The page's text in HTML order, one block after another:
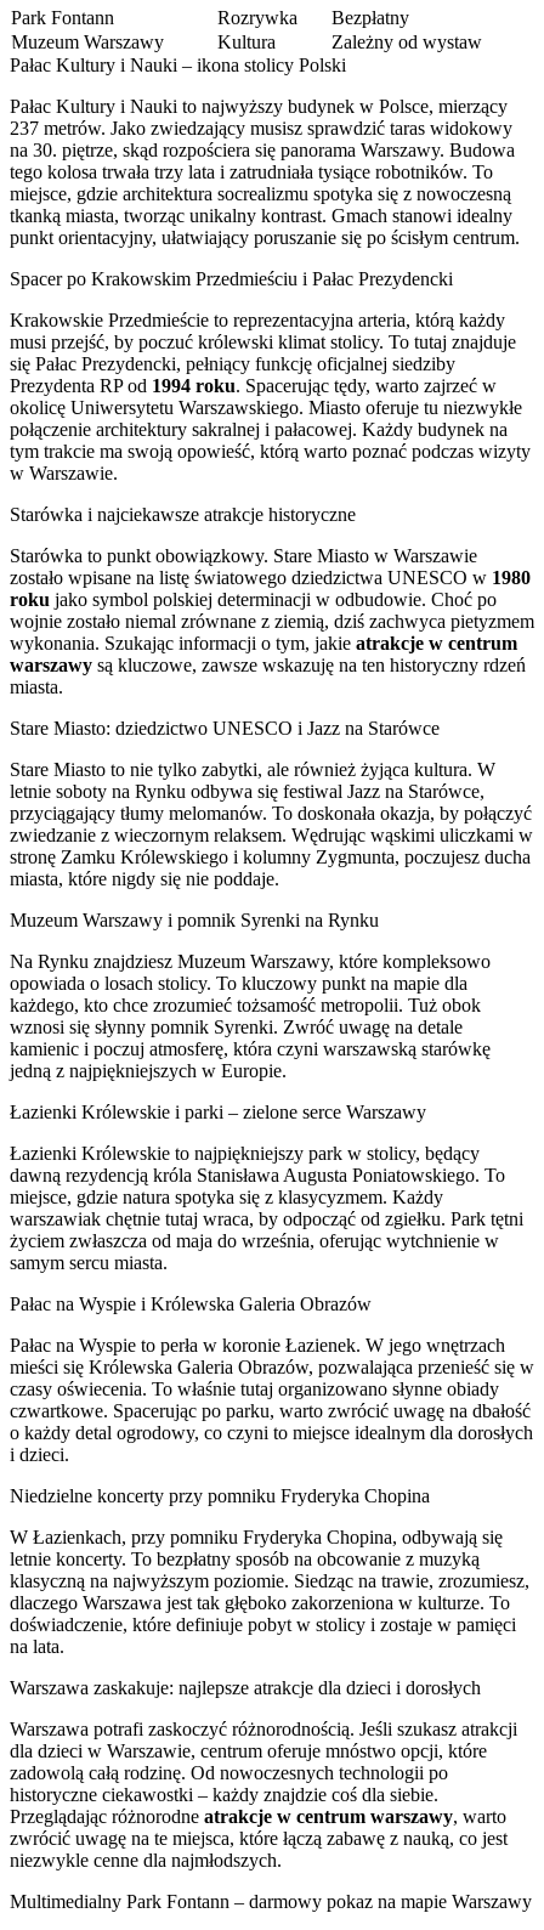
Park Fontann
Rozrywka
Bezpłatny
Muzeum Warszawy
Kultura
Zależny od wystaw
Pałac Kultury i Nauki – ikona stolicy Polski
Pałac Kultury i Nauki to najwyższy budynek w Polsce, mierzący
237 metrów. Jako zwiedzający musisz sprawdzić taras widokowy
na 30. piętrze, skąd rozpościera się panorama Warszawy. Budowa
tego kolosa trwała trzy lata i zatrudniała tysiące robotników. To
miejsce, gdzie architektura socrealizmu spotyka się z nowoczesną
tkanką miasta, tworząc unikalny kontrast. Gmach stanowi idealny
punkt orientacyjny, ułatwiający poruszanie się po ścisłym centrum.
Spacer po Krakowskim Przedmieściu i Pałac Prezydencki
Krakowskie Przedmieście to reprezentacyjna arteria, którą każdy
musi przejść, by poczuć królewski klimat stolicy. To tutaj znajduje
się Pałac Prezydencki, pełniący funkcję oficjalnej siedziby
Prezydenta RP od 1994 roku. Spacerując tędy, warto zajrzeć w
okolicę Uniwersytetu Warszawskiego. Miasto oferuje tu niezwykłe
połączenie architektury sakralnej i pałacowej. Każdy budynek na
tym trakcie ma swoją opowieść, którą warto poznać podczas wizyty
w Warszawie.
Starówka i najciekawsze atrakcje historyczne
Starówka to punkt obowiązkowy. Stare Miasto w Warszawie
zostało wpisane na listę światowego dziedzictwa UNESCO w 1980
roku jako symbol polskiej determinacji w odbudowie. Choć po
wojnie zostało niemal zrównane z ziemią, dziś zachwyca pietyzmem
wykonania. Szukając informacji o tym, jakie atrakcje w centrum
warszawy są kluczowe, zawsze wskazuję na ten historyczny rdzeń
miasta.
Stare Miasto: dziedzictwo UNESCO i Jazz na Starówce
Stare Miasto to nie tylko zabytki, ale również żyjąca kultura. W
letnie soboty na Rynku odbywa się festiwal Jazz na Starówce,
przyciągający tłumy melomanów. To doskonała okazja, by połączyć
zwiedzanie z wieczornym relaksem. Wędrując wąskimi uliczkami w
stronę Zamku Królewskiego i kolumny Zygmunta, poczujesz ducha
miasta, które nigdy się nie poddaje.
Muzeum Warszawy i pomnik Syrenki na Rynku
Na Rynku znajdziesz Muzeum Warszawy, które kompleksowo
opowiada o losach stolicy. To kluczowy punkt na mapie dla
każdego, kto chce zrozumieć tożsamość metropolii. Tuż obok
wznosi się słynny pomnik Syrenki. Zwróć uwagę na detale
kamienic i poczuj atmosferę, która czyni warszawską starówkę
jedną z najpiękniejszych w Europie.
Łazienki Królewskie i parki – zielone serce Warszawy
Łazienki Królewskie to najpiękniejszy park w stolicy, będący
dawną rezydencją króla Stanisława Augusta Poniatowskiego. To
miejsce, gdzie natura spotyka się z klasycyzmem. Każdy
warszawiak chętnie tutaj wraca, by odpocząć od zgiełku. Park tętni
życiem zwłaszcza od maja do września, oferując wytchnienie w
samym sercu miasta.
Pałac na Wyspie i Królewska Galeria Obrazów
Pałac na Wyspie to perła w koronie Łazienek. W jego wnętrzach
mieści się Królewska Galeria Obrazów, pozwalająca przenieść się w
czasy oświecenia. To właśnie tutaj organizowano słynne obiady
czwartkowe. Spacerując po parku, warto zwrócić uwagę na dbałość
o każdy detal ogrodowy, co czyni to miejsce idealnym dla dorosłych
i dzieci.
Niedzielne koncerty przy pomniku Fryderyka Chopina
W Łazienkach, przy pomniku Fryderyka Chopina, odbywają się
letnie koncerty. To bezpłatny sposób na obcowanie z muzyką
klasyczną na najwyższym poziomie. Siedząc na trawie, zrozumiesz,
dlaczego Warszawa jest tak głęboko zakorzeniona w kulturze. To
doświadczenie, które definiuje pobyt w stolicy i zostaje w pamięci
na lata.
Warszawa zaskakuje: najlepsze atrakcje dla dzieci i dorosłych
Warszawa potrafi zaskoczyć różnorodnością. Jeśli szukasz atrakcji
dla dzieci w Warszawie, centrum oferuje mnóstwo opcji, które
zadowolą całą rodzinę. Od nowoczesnych technologii po
historyczne ciekawostki – każdy znajdzie coś dla siebie.
Przeglądając różnorodne atrakcje w centrum warszawy, warto
zwrócić uwagę na te miejsca, które łączą zabawę z nauką, co jest
niezwykle cenne dla najmłodszych.
Multimedialny Park Fontann – darmowy pokaz na mapie Warszawy